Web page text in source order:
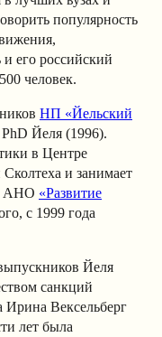
популярность
его российский
человек.
НП «Йельский
Йеля (1996).
в Центре
и занимает
АНО «Развитие
с 1999 года
Йеля
санкций
Ирина Вексельберг
лет была